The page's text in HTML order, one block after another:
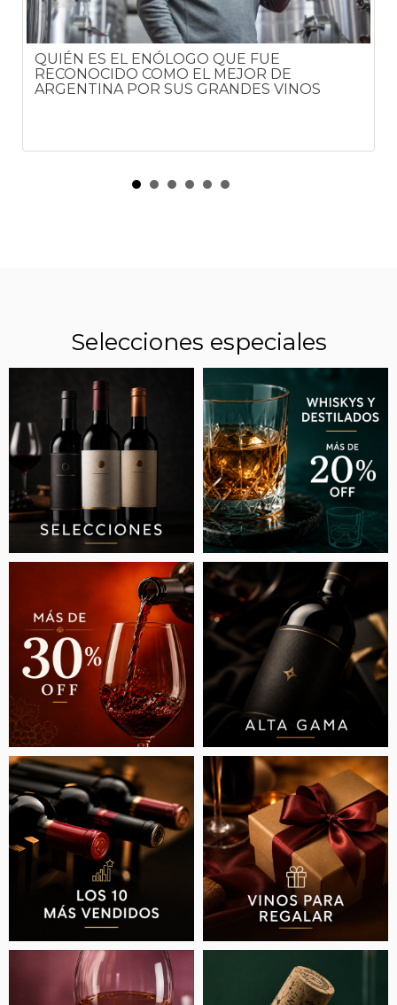
QUIÉN ES EL ENÓLOGO QUE FUE
RECONOCIDO COMO EL MEJOR DE
ARGENTINA POR SUS GRANDES VINOS
CUÁNTO CUESTA EL MALBEC ELEGIDO
COMO EL MEJOR VINO ARGENTINO EN UN
CONCURSO INTERNACIONAL
Selecciones especiales